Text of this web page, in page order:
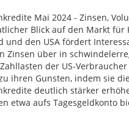
Mai 2024 - Zinsen,
Blick auf den Markt
und den USA fördert
Zinsen über in
der US-
ihren Gunsten, indem sie
deutlich stärker
etwa aufs Tagesgeldkonto